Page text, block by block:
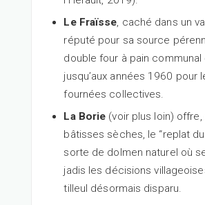
Le Fraïsse, caché dans un
réputé pour sa source
double four à pain communal
jusqu’aux années 1960 pour
fournées collectives.
La Borie (voir plus loin)
bâtisses sèches, le “replat du
sorte de dolmen naturel où
jadis les décisions
tilleul désormais disparu.